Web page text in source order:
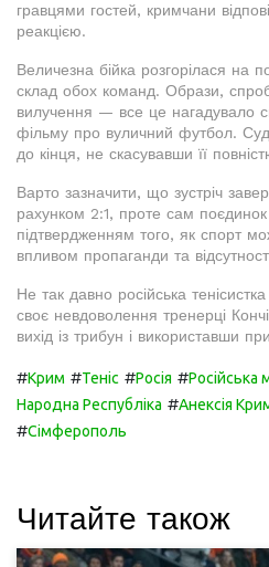
гравцями гостей, кримчани
реакцією.
Величезна бійка розгорілася на
склад обох команд. Образи,
вилучення — все це нагадувало
фільму про вуличний футбол.
до кінця, не скасувавши її
Варто зазначити, що зустріч
рахунком 2:1, проте сам
підтвердженням того, як спорт
впливом пропаганди та
Не так давно російська
своє невдоволення тренерці
вихід із трибун і використавши
#Крим #Теніс #Росія #Російська
Народна Республіка #Анексія
#Сімферополь
Читайте також